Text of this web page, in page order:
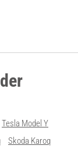
Tesla Model Y
Skoda Karoq